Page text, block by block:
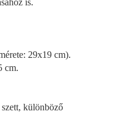
is.
29x19 cm).
szett, különböző